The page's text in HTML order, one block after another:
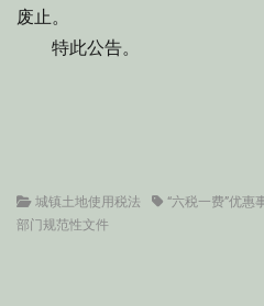
废止。
特此公告。
Categories
城镇土地使用税法 Tags“六税一费”优惠
部门规范性文件